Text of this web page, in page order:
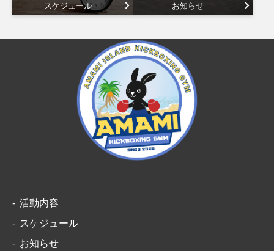
スケジュール お知らせ
活動内容
スケジュール
お知らせ